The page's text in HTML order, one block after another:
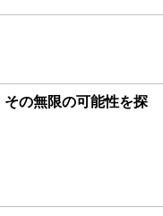
の無限の可能性を探